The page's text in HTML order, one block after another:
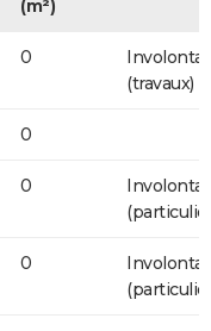
(m²)
0
(travaux)
0
0
0